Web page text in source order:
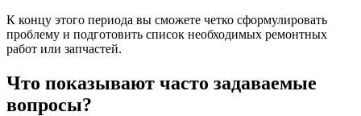
К концу этого периода вы сможете четко сформулировать
проблему и подготовить список необходимых ремонтных
работ или запчастей.
Что показывают часто задаваемые
вопросы?